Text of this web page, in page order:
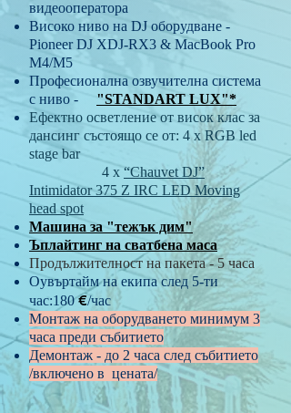
видеооператора
Високо ниво на DJ оборудване -
Pioneer DJ XDJ-RX3 & MacBook Pro
M4/M5
Професионална озвучителна система
с ниво -
"STANDART LUX"*
Ефектно осветление от висок клас за
дансинг състоящо се от: 4 х RGB led
stage bar
4 х “Chauvet DJ”
Intimidator375 Z IRC LED Moving
head spot
Машина за "тежък дим"
Ъплайтинг на сватбена маса
Продължителност на пакета - 5 часа
Оувъртайм на екипа след 5-ти
час:180€/час
Монтаж на оборудването минимум 3
часа преди събитието
Демонтаж - до 2 часа след събитието
/включено в цената/